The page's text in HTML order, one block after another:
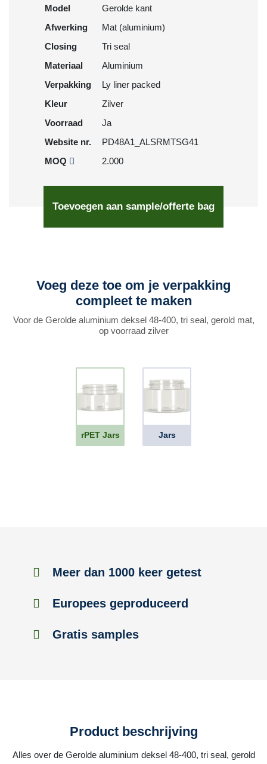
Model
Gerolde kant
Afwerking
Mat (aluminium)
Closing
Tri seal
Materiaal
Aluminium
Verpakking
Ly liner packed
Kleur
Zilver
Voorraad
Ja
Website nr.
PD48A1_ALSRMTSG41
MOQ
2.000
Toevoegen aan sample/offerte bag
Voeg deze toe om je verpakking
compleet te maken
Voor de Gerolde aluminium deksel 48-400, tri seal, gerold mat,
op voorraad zilver
rPET Jars Jars
Meer dan 1000 keer getest
Europees geproduceerd
Gratis samples
Product beschrijving
Alles over de Gerolde aluminium deksel 48-400, tri seal, gerold